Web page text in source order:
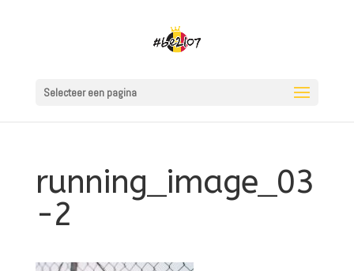
Selecteer een pagina
running_image_03
-2